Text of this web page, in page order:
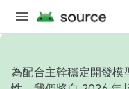
為配合主幹穩定開發模